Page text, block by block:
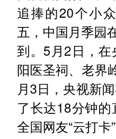
追捧的20个小
五，中国月季园
到。5月2日，
阳医圣祠、老界
月3日，央视新
了长达18分钟
全国网友“云打卡